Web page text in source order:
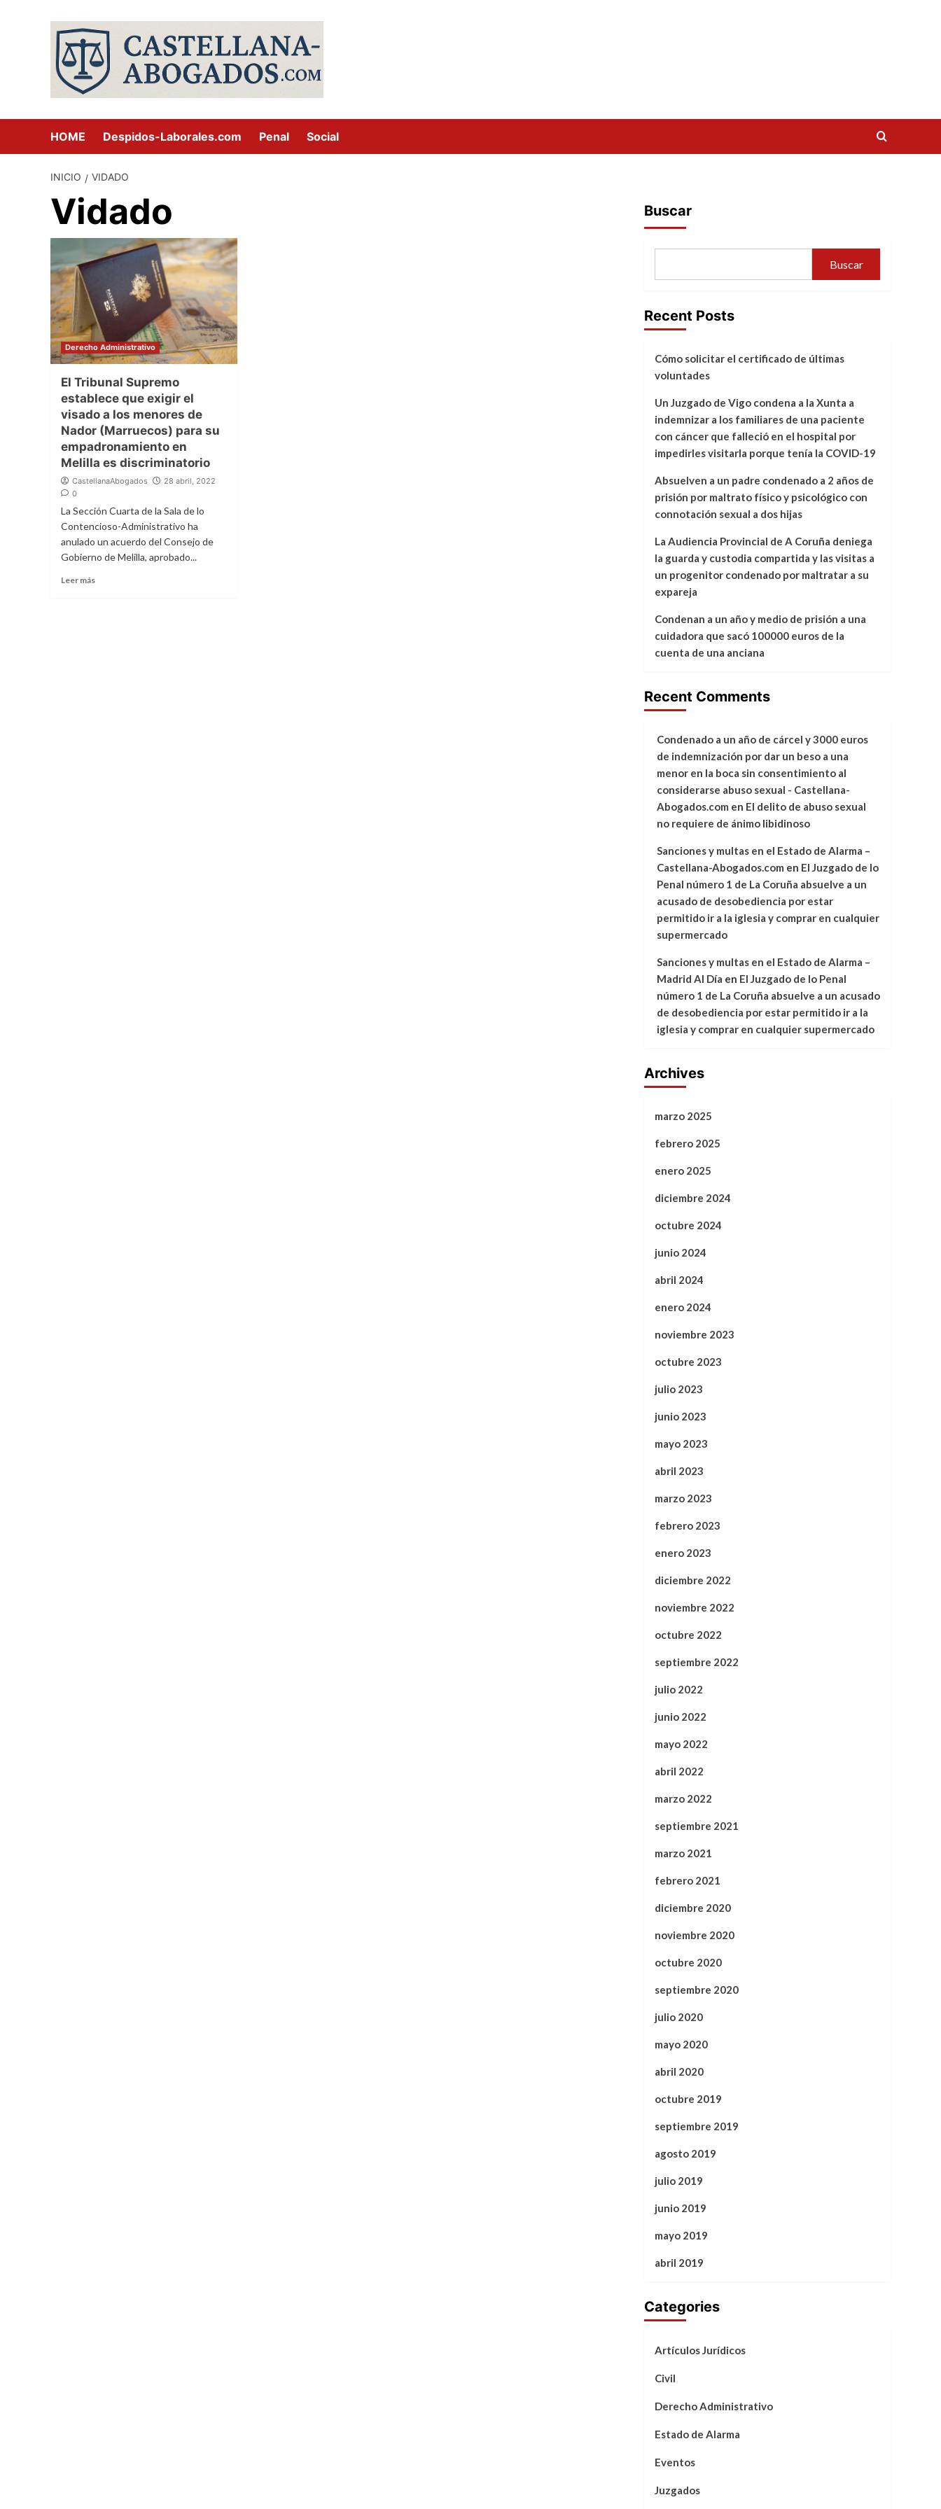
HOME Despidos-Laborales.com Penal Social
INICIO VIDADO
Vidado
Derecho Administrativo
El Tribunal Supremo
establece que exigir el
visado a los menores de
Nador (Marruecos) para su
empadronamiento en
Melilla es discriminatorio
CastellanaAbogados
28 abril, 2022
0
La Sección Cuarta de la Sala de lo
Contencioso-Administrativo ha
anulado un acuerdo del Consejo de
Gobierno de Melilla, aprobado...
Leer más
Buscar
Buscar
Recent Posts
Cómo solicitar el certificado de últimas
voluntades
Un Juzgado de Vigo condena a la Xunta a
indemnizar a los familiares de una paciente
con cáncer que falleció en el hospital por
impedirles visitarla porque tenía la COVID-19
Absuelven a un padre condenado a 2 años de
prisión por maltrato físico y psicológico con
connotación sexual a dos hijas
La Audiencia Provincial de A Coruña deniega
la guarda y custodia compartida y las visitas a
un progenitor condenado por maltratar a su
expareja
Condenan a un año y medio de prisión a una
cuidadora que sacó 100000 euros de la
cuenta de una anciana
Recent Comments
Condenado a un año de cárcel y 3000 euros
de indemnización por dar un beso a una
menor en la boca sin consentimiento al
considerarse abuso sexual - Castellana-
Abogados.com en El delito de abuso sexual
no requiere de ánimo libidinoso
Sanciones y multas en el Estado de Alarma –
Castellana-Abogados.com en El Juzgado de lo
Penal número 1 de La Coruña absuelve a un
acusado de desobediencia por estar
permitido ir a la iglesia y comprar en cualquier
supermercado
Sanciones y multas en el Estado de Alarma –
Madrid Al Día en El Juzgado de lo Penal
número 1 de La Coruña absuelve a un acusado
de desobediencia por estar permitido ir a la
iglesia y comprar en cualquier supermercado
Archives
marzo 2025
febrero 2025
enero 2025
diciembre 2024
octubre 2024
junio 2024
abril 2024
enero 2024
noviembre 2023
octubre 2023
julio 2023
junio 2023
mayo 2023
abril 2023
marzo 2023
febrero 2023
enero 2023
diciembre 2022
noviembre 2022
octubre 2022
septiembre 2022
julio 2022
junio 2022
mayo 2022
abril 2022
marzo 2022
septiembre 2021
marzo 2021
febrero 2021
diciembre 2020
noviembre 2020
octubre 2020
septiembre 2020
julio 2020
mayo 2020
abril 2020
octubre 2019
septiembre 2019
agosto 2019
julio 2019
junio 2019
mayo 2019
abril 2019
Categories
Artículos Jurídicos
Civil
Derecho Administrativo
Estado de Alarma
Eventos
Juzgados